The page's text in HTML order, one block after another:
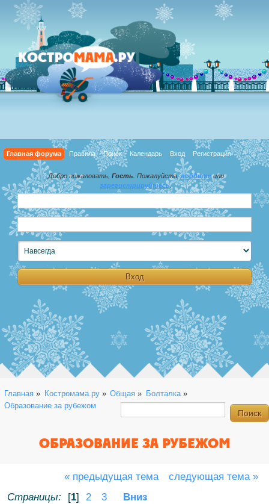
Главная форума Правила Поиск Календарь Вход Регистрация
Добро пожаловать, Гость . Пожалуйста,войдитеили
зарегистрируйтесь.
Главная » Костромама.ру» Общая » Болталка»
Образование за рубежом
ОБРАЗОВАНИЕ ЗА РУБЕЖОМ
« предыдущая тема
следующая тема »
Страницы:
[1] 2 3 Вниз